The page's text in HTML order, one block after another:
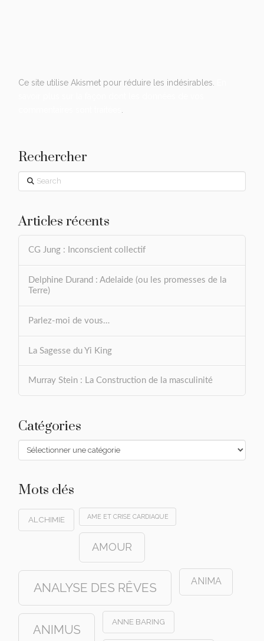
Ce site utilise Akismet pour réduire les indésirables.
Rechercher
Search
Articles récents
CG Jung : Inconscient collectif
Delphine Durand : Adelaide (ou les promesses de la
Terre)
Parlez-moi de vous…
La Sagesse du Yi King
Murray Stein : La Construction de la masculinité
Catégories
Catégories
Mots clés
ALCHIMIE AME ET CRISE CARDIAQUE
AMOUR
ANALYSE DES RÊVES ANIMA
ANIMUS
ANNE BARING